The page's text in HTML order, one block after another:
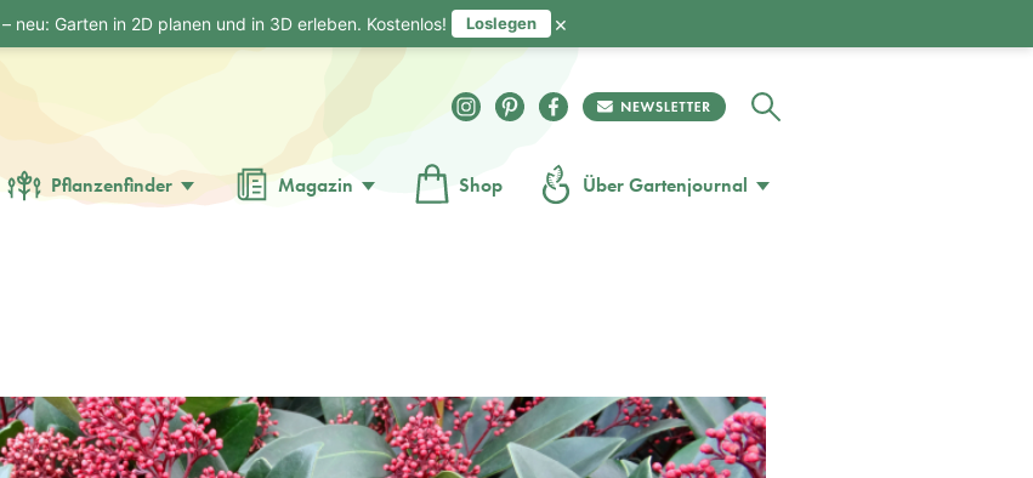
Pflanzenfinder Magazin Shop Über Gartenjournal
neu: Garten in 2D planen und in 3D erleben. Kostenlos! Loslegen ×